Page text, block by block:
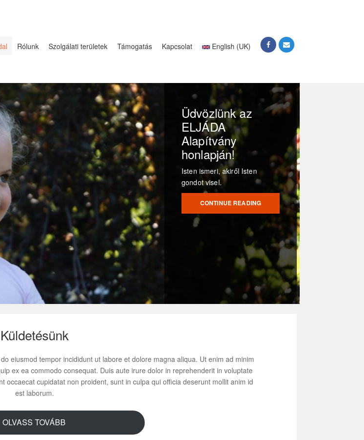
Rólunk Szolgálati területek Támogatás Kapcsolat English (UK)
Üdvözlünk az
ELJÁDA
Alapítvány
honlapján!
Isten ismeri, akiről Isten
gondot visel.
CONTINUE READING
Küldetésünk
eiusmod tempor incididunt ut labore et dolore magna aliqua. Ut enim ad minim
ex ea commodo consequat. Duis aute irure dolor in reprehenderit in voluptate
occaecat cupidatat non proident, sunt in culpa qui officia deserunt mollit anim id
est laborum.
OLVASS TOVÁBB